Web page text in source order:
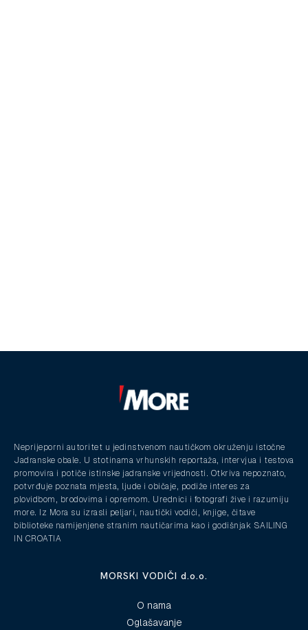
Neprijeporni autoritet u jedinstvenom nautičkom okruženju istočne
Jadranske obale. U stotinama vrhunskih reportaža, intervjua i testova
promovira i potiče istinske jadranske vrijednosti. Otkriva nepoznato,
potvrđuje poznata mjesta, ljude i običaje, podiže interes za
plovidbom, brodovima i opremom. Urednici i fotografi žive i razumiju
more. Iz Mora su izrasli peljari, nautički vodiči, knjige, čitave
biblioteke namijenjene stranim nautičarima kao i godišnjak SAILING
IN CROATIA
MORSKI VODIČI d.o.o.
O nama
Oglašavanje